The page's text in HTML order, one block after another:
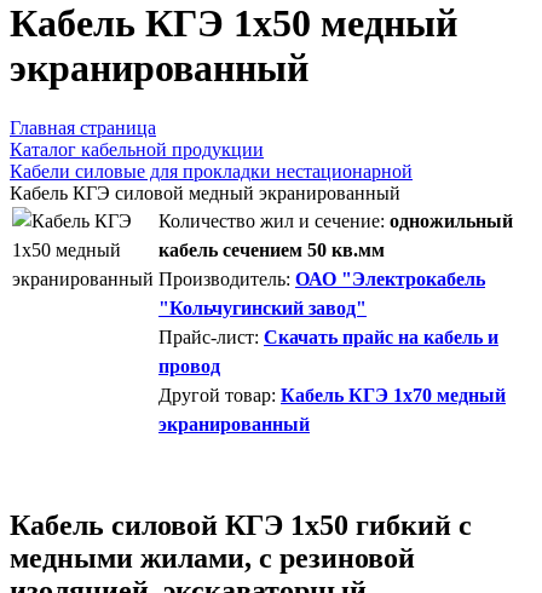
Кабель КГЭ 1x50 медный
экранированный
Главная страница
Каталог кабельной продукции
Кабели силовые для прокладки нестационарной
Кабель КГЭ силовой медный экранированный
Количество жил и сечение: одножильный
кабель сечением 50 кв.мм
Производитель: ОАО "Электрокабель
"Кольчугинский завод"
Прайс-лист: Скачать прайс на кабель и
провод
Другой товар: Кабель КГЭ 1x70 медный
экранированный
Кабель силовой КГЭ 1х50 гибкий с
медными жилами, с резиновой